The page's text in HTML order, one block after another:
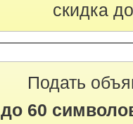
скидка
Подать
до 60